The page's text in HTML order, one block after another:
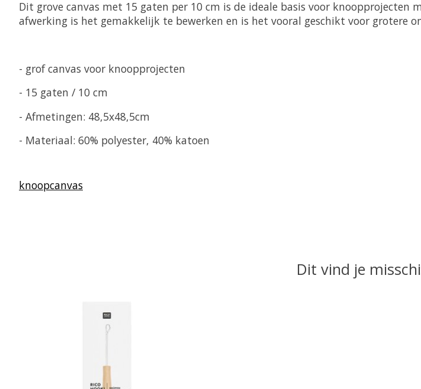
Dit grove canvas met 15 gaten per 10 cm is de ideale basis voor
afwerking is het gemakkelijk te bewerken en is het vooral geschikt voor grotere
- grof canvas voor knoopprojecten
- 15 gaten / 10 cm
- Afmetingen: 48,5x48,5cm
- Materiaal: 60% polyester, 40% katoen
knoopcanvas
Dit vind je
Items van productcarrousel